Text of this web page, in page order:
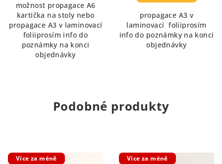
možnost propagace A6
kartička na stoly nebo
propagace A3 v laminovací
foliiprosím info do
poznámky na konci
objednávky
propagace A3 v
laminovací foliiprosím
info do poznámky na konci
objednávky
Podobné produkty
Více za méně Více za méně